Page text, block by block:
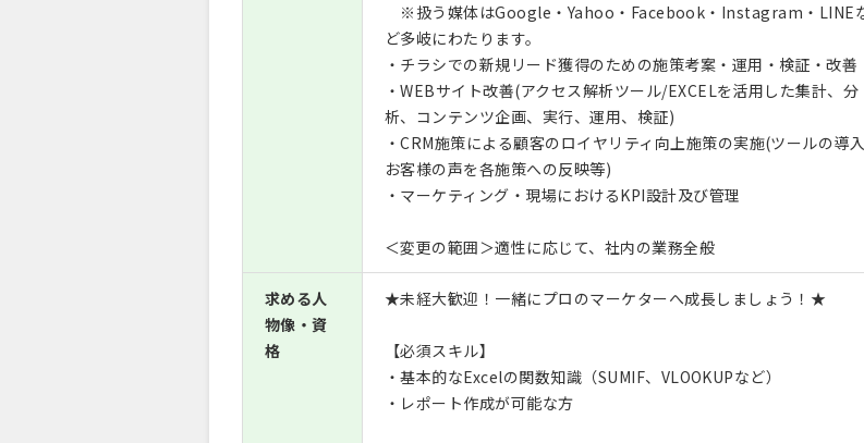
※扱う媒体はGoogle・Yahoo・Facebook・Instagram・LINE
ど多岐にわたります。
・チラシでの新規リード獲得のための施策考案・運用・検証・改善
・WEBサイト改善(アクセス解析ツール/EXCELを活用した集計、分
析、コンテンツ企画、実行、運用、検証)
・CRM施策による顧客のロイヤリティ向上施策の実施(ツールの導入
お客様の声を各施策への反映等)
・マーケティング・現場におけるKPI設計及び管理
＜変更の範囲＞適性に応じて、社内の業務全般
求める人
物像・資
格
★未経大歓迎！一緒にプロのマーケターへ成長しましょう！★
【必須スキル】
・基本的なExcelの関数知識（SUMIF、VLOOKUPなど）
・レポート作成が可能な方